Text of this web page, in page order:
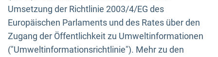
Umsetzung der Richtlinie 2003/4/EG des
Europäischen Parlaments und des Rates über den
Zugang der Öffentlichkeit zu Umweltinformationen
("Umweltinformationsrichtlinie"). Mehr zu den